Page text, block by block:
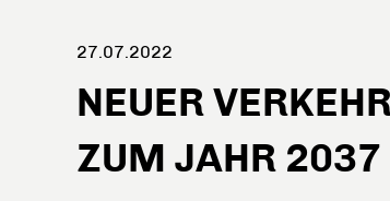
27.07.2022
NEUER
ZUM JAHR 2037